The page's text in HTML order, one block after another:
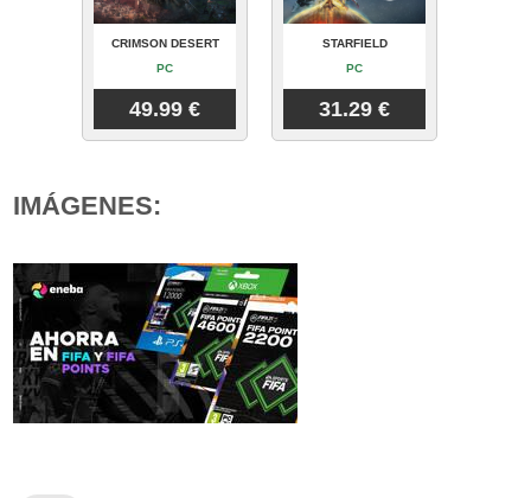
CRIMSON DESERT
PC
49.99 €
STARFIELD
PC
31.29 €
IMÁGENES: